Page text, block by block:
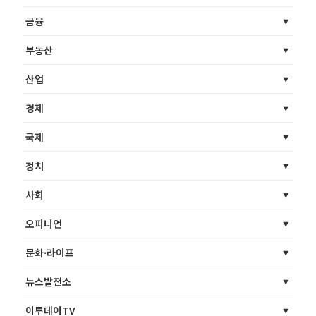
금융
부동산
산업
경제
국제
정치
사회
오피니언
문화·라이프
뉴스발전소
이투데이TV